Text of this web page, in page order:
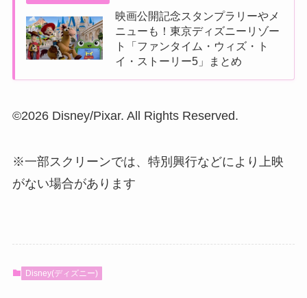
映画公開記念スタンプラリーやメ
ニューも！東京ディズニーリゾー
ト「ファンタイム・ウィズ・ト
イ・ストーリー5」まとめ
©2026 Disney/Pixar. All Rights Reserved.
※一部スクリーンでは、特別興行などにより上映
がない場合があります
Disney(ディズニー)